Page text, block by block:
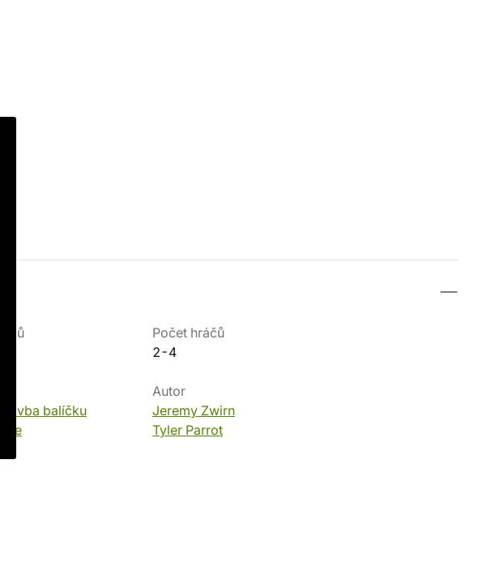
Počet hráčů
2-4
balíčku
Autor
Jeremy Zwirn
Tyler Parrot